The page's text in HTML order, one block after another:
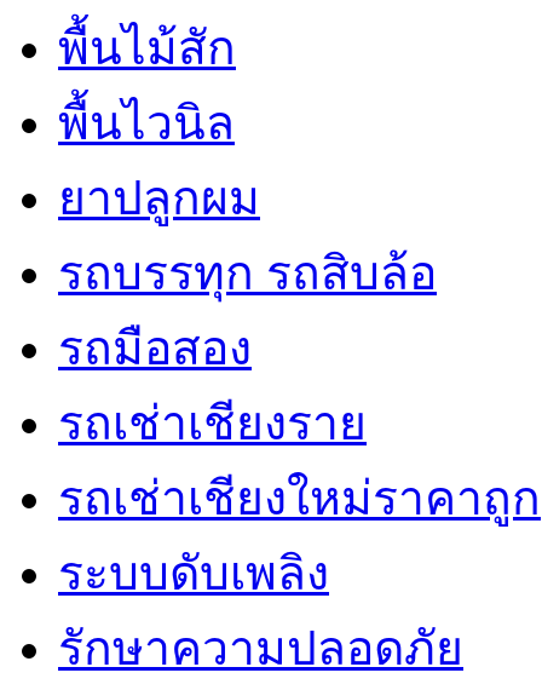
พื้นไม้สัก
พื้นไวนิล
ยาปลูกผม
รถบรรทุก รถสิบล้อ
รถมือสอง
รถเช่าเชียงราย
รถเช่าเชียงใหม่ราคาถูก
ระบบดับเพลิง
รักษาความปลอดภัย